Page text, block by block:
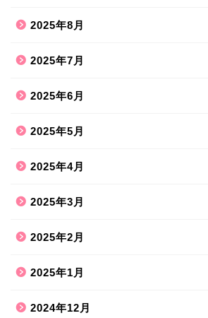
2025年8月
2025年7月
2025年6月
2025年5月
2025年4月
2025年3月
2025年2月
2025年1月
2024年12月